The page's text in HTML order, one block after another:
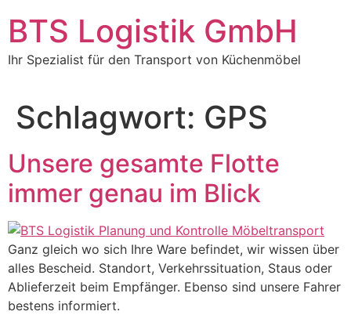
BTS Logistik GmbH
Ihr Spezialist für den Transport von Küchenmöbel
Schlagwort: GPS
Unsere gesamte Flotte
immer genau im Blick
Ganz gleich wo sich Ihre Ware befindet, wir wissen über
alles Bescheid. Standort, Verkehrssituation, Staus oder
Ablieferzeit beim Empfänger. Ebenso sind unsere Fahrer
bestens informiert.